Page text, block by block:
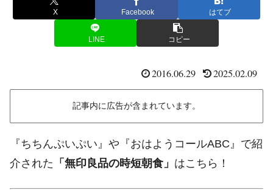
X Facebook はてブ
LINE コピー
2016.06.29 2025.02.09
記事内に広告が含まれています。
『ちちんぷいぷい』や『おはようコールABC』で紹
介された 「無印良品の時短朝食」 はこちら！